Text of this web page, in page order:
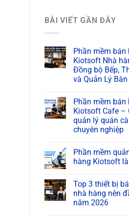
BÀI VIẾT GẦN ĐÂY
Phần mềm bán
Kiotsoft Nhà
Đồng bộ Bếp,
và Quản Lý
Phần mềm bán
Kiotsoft Cafe –
quản lý quán
chuyên nghiệp
Phần mềm
hàng Kiotsoft
Top 3 thiết bị
nhà hàng nên
năm 2026